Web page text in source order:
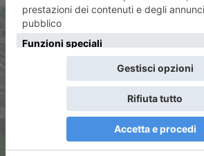
ARTICOLO SUCCESSIVO
Il C.A.A.T. Centro
Alimentare di Torino